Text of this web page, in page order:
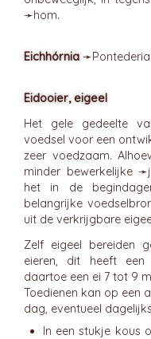
➛hom.
Eichhórnia ➛Pontederia
Eidooier, eigeel
Het gele gedeelte
voedsel voor een
zeer voedzaam.
minder bewerkelijke ➛
het in de
belangrijke
uit de verkrijgbare
Zelf eigeel bereiden
eieren, dit heeft een
daartoe een ei 7 tot 9
Toedienen kan op een
dag, eventueel
In een stukje kous